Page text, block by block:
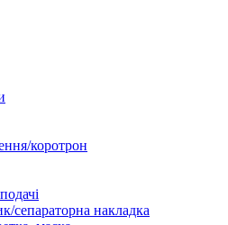
коротрон
сепараторна накладка